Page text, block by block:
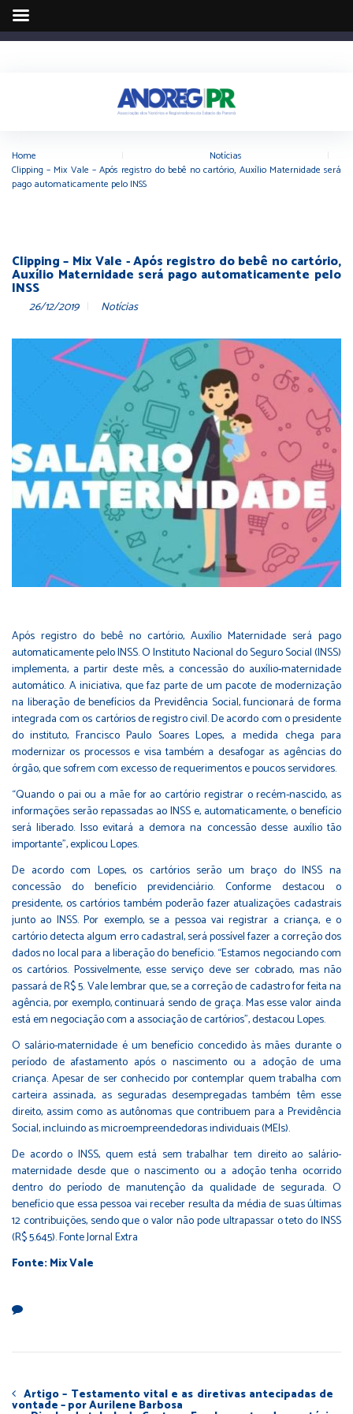
Home Notícias
Clipping – Mix Vale – Após registro do bebê no cartório, Auxílio Maternidade será
pago automaticamente pelo INSS
Clipping – Mix Vale - Após registro do bebê no cartório,
Auxílio Maternidade será pago automaticamente pelo
INSS
26/12/2019 Notícias
Após registro do bebê no cartório, Auxílio Maternidade será pago
automaticamente pelo INSS. O Instituto Nacional do Seguro Social (INSS)
implementa, a partir deste mês, a concessão do auxílio-maternidade
automático. A iniciativa, que faz parte de um pacote de modernização
na liberação de benefícios da Previdência Social, funcionará de forma
integrada com os cartórios de registro civil. De acordo com o presidente
do instituto, Francisco Paulo Soares Lopes, a medida chega para
modernizar os processos e visa também a desafogar as agências do
órgão, que sofrem com excesso de requerimentos e poucos servidores.
“Quando o pai ou a mãe for ao cartório registrar o recém-nascido, as
informações serão repassadas ao INSS e, automaticamente, o benefício
será liberado. Isso evitará a demora na concessão desse auxílio tão
importante”, explicou Lopes.
De acordo com Lopes, os cartórios serão um braço do INSS na
concessão do benefício previdenciário. Conforme destacou o
presidente, os cartórios também poderão fazer atualizações cadastrais
junto ao INSS. Por exemplo, se a pessoa vai registrar a criança, e o
cartório detecta algum erro cadastral, será possível fazer a correção dos
dados no local para a liberação do benefício. “Estamos negociando com
os cartórios. Possivelmente, esse serviço deve ser cobrado, mas não
passará de R$ 5. Vale lembrar que, se a correção de cadastro for feita na
agência, por exemplo, continuará sendo de graça. Mas esse valor ainda
está em negociação com a associação de cartórios”, destacou Lopes.
O salário-maternidade é um benefício concedido às mães durante o
período de afastamento após o nascimento ou a adoção de uma
criança. Apesar de ser conhecido por contemplar quem trabalha com
carteira assinada, as seguradas desempregadas também têm esse
direito, assim como as autônomas que contribuem para a Previdência
Social, incluindo as microempreendedoras individuais (MEIs).
De acordo o INSS, quem está sem trabalhar tem direito ao salário-
maternidade desde que o nascimento ou a adoção tenha ocorrido
dentro do período de manutenção da qualidade de segurada. O
benefício que essa pessoa vai receber resulta da média de suas últimas
12 contribuições, sendo que o valor não pode ultrapassar o teto do INSS
(R$ 5.645). Fonte Jornal Extra
Fonte: Mix Vale
Artigo – Testamento vital e as diretivas antecipadas de
vontade – por Aurilene Barbosa